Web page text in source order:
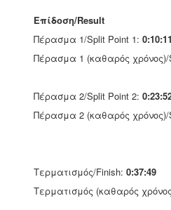
Επίδοση/Result
Πέρασμα 1/Split Point 1: 0:10:11
Πέρασμα 1 (καθαρός χρόνος)/
Πέρασμα 2/Split Point 2:
Πέρασμα 2 (καθαρός χρόνος)/
Τερματισμός/Finish: 0:37:49
Τερματισμός (καθαρός